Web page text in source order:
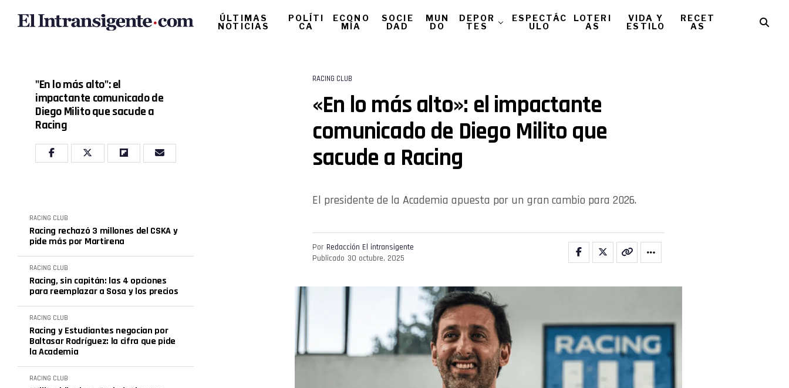
ÚLTIMAS
NOTICIAS
POLÍTI
CA
ECONO
MÍA
SOCIE
DAD
MUN
DO
DEPOR
TES
ESPECTÁC
ULO
LOTERI
AS
VIDA Y
ESTILO
RECET
AS
"En lo más alto": el
impactante comunicado de
Diego Milito que sacude a
Racing
RACING CLUB
Racing rechazó 3 millones del CSKA y
pide más por Martirena
RACING CLUB
Racing, sin capitán: las 4 opciones
para reemplazar a Sosa y los precios
RACING CLUB
Racing y Estudiantes negocian por
Baltasar Rodríguez: la cifra que pide
la Academia
RACING CLUB
RACING CLUB
«En lo más alto»: el impactante
comunicado de Diego Milito que
sacude a Racing
El presidente de la Academia apuesta por un gran cambio para 2026.
Por Redacción El intransigente
Publicado 30 octubre, 2025